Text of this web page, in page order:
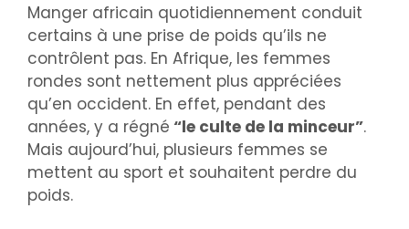
Manger africain quotidiennement conduit
certains à une prise de poids qu’ils ne
contrôlent pas. En Afrique, les femmes
rondes sont nettement plus appréciées
qu’en occident. En effet, pendant des
années, y a régné “le culte de la minceur”.
Mais aujourd’hui, plusieurs femmes se
mettent au sport et souhaitent perdre du
poids.